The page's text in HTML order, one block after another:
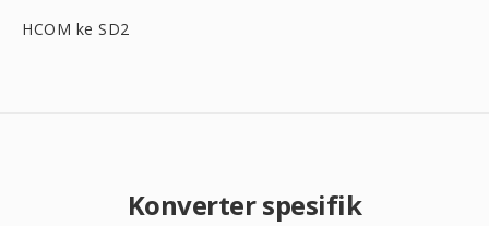
HCOM ke SD2
Konverter spesifik